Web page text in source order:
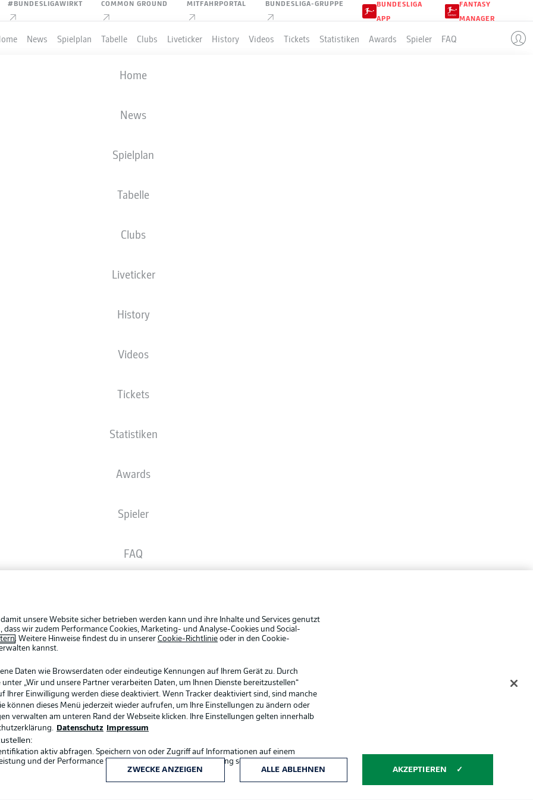
#BUNDESLIGAWIRKT COMMON GROUND MITFAHRPORTAL BUNDESLIGA-GRUPPE
BUNDESLIGA
APP
FANTASY
MANAGER
News Spielplan Tabelle Clubs Liveticker History Videos Tickets Statistiken Awards Spieler FAQ
Home
News
Spielplan
Tabelle
Clubs
Liveticker
History
Videos
Tickets
Statistiken
Awards
Spieler
FAQ
Bundesliga App
Fantasy Manager
#BundesligaWIRKT
Common Ground
DFB POKAL
1860 MÜNCHEN- HOLSTEIN KIEL
Jobs
Partner
Anzeige Modus
unsere Website sicher betrieben werden kann und ihre Inhalte und Services genutzt
wir zudem Performance Cookies, Marketing- und Analyse-Cookies und Social-
. Weitere Hinweise findest du in unserer Cookie-Richtlinie oder in den Cookie-
kannst.
Daten wie Browserdaten oder eindeutige Kennungen auf Ihrem Gerät zu. Durch
„Wir und unsere Partner verarbeiten Daten, um Ihnen Dienste bereitzustellen“
Einwilligung werden diese deaktiviert. Wenn Tracker deaktiviert sind, sind manche
können dieses Menü jederzeit wieder aufrufen, um Ihre Einstellungen zu ändern oder
verwalten am unteren Rand der Webseite klicken. Ihre Einstellungen gelten innerhalb
Datenschutz Impressum
aktiv abfragen. Speichern von oder Zugriff auf Informationen auf einem
und der Performance von Inhalten, Zielgruppenforschung sowie Entwicklung und
AKZEPTIEREN
ALLE ABLEHNEN
ZWECKE ANZEIGEN